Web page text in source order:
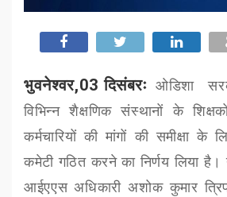
भुवनेश्वर,03 दिसंबरः ओडिशा
विभिन्न शैक्षणिक संस्थानों के
कर्मचारियों की मांगों की समीक्षा के
कमेटी गठित करने का निर्णय लिया है।
आईएएस अधिकारी अशोक कुमार